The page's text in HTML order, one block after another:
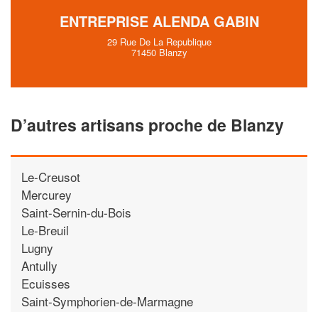
ENTREPRISE ALENDA GABIN
29 Rue De La Republique
71450 Blanzy
D’autres artisans proche de Blanzy
Le-Creusot
Mercurey
Saint-Sernin-du-Bois
Le-Breuil
Lugny
Antully
Ecuisses
Saint-Symphorien-de-Marmagne